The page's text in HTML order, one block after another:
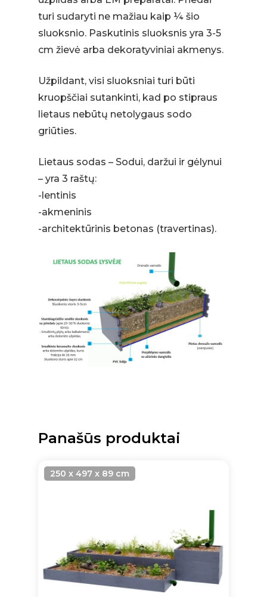
Krepšelyje nėra produktų.
turi sudaryti ne mažiau kaip ¼ šio
sluoksnio. Paskutinis sluoksnis yra 3-5
cm žievė arba dekoratyviniai akmenys.
Užpildant, visi sluoksniai turi būti
kruopščiai sutankinti, kad po stipraus
lietaus nebūtų netolygaus sodo
griūties.
Lietaus sodas – Sodui, daržui ir gėlynui
– yra 3 raštų:
-lentinis
-akmeninis
-architektūrinis betonas (travertinas).
Panašūs produktai
250 x 497 x 89 cm